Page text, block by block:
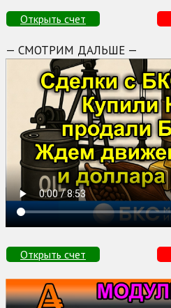
Открыть счет
— СМОТРИМ ДАЛЬШЕ —
Открыть счет